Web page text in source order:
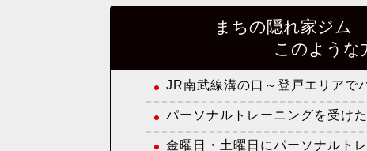
まちの隠れ家ジム
このような
JR南武線溝の口～登戸エリアで
パーソナルトレーニングを受け
金曜日・土曜日にパーソナルト